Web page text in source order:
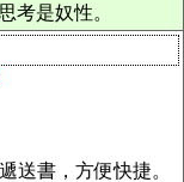
考是奴性。
送書，方便快捷。